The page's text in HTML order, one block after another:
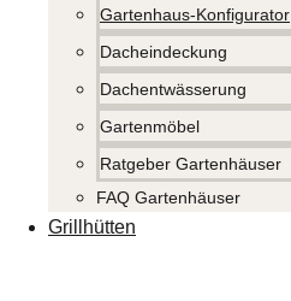
Gartenhaus-Konfigurator
Dacheindeckung
Dachentwässerung
Gartenmöbel
Ratgeber Gartenhäuser
FAQ Gartenhäuser
Grillhütten